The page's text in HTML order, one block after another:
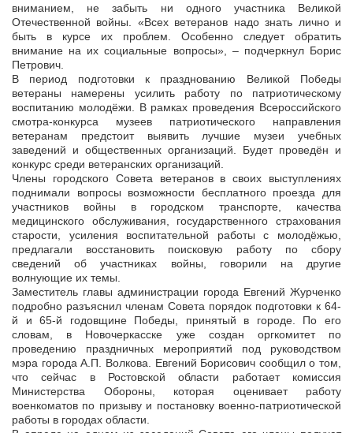
вниманием, не забыть ни одного участника Великой
Отечественной войны. «Всех ветеранов надо знать лично и
быть в курсе их проблем. Особенно следует обратить
внимание на их социальные вопросы», – подчеркнул Борис
Петрович.
В период подготовки к празднованию Великой Победы
ветераны намерены усилить работу по патриотическому
воспитанию молодёжи. В рамках проведения Всероссийского
смотра-конкурса музеев патриотического направления
ветеранам предстоит выявить лучшие музеи учебных
заведений и общественных организаций. Будет проведён и
конкурс среди ветеранских организаций.
Члены городского Совета ветеранов в своих выступлениях
поднимали вопросы возможности бесплатного проезда для
участников войны в городском транспорте, качества
медицинского обслуживания, государственного страхования
старости, усиления воспитательной работы с молодёжью,
предлагали восстановить поисковую работу по сбору
сведений об участниках войны, говорили на другие
волнующие их темы.
Заместитель главы администрации города Евгений Журченко
подробно разъяснил членам Совета порядок подготовки к 64-
й и 65-й годовщине Победы, принятый в городе. По его
словам, в Новочеркасске уже создан оргкомитет по
проведению праздничных мероприятий под руководством
мэра города А.П. Волкова. Евгений Борисович сообщил о том,
что сейчас в Ростовской области работает комиссия
Министерства Обороны, которая оценивает работу
военкоматов по призыву и постановку военно-патриотической
работы в городах области.